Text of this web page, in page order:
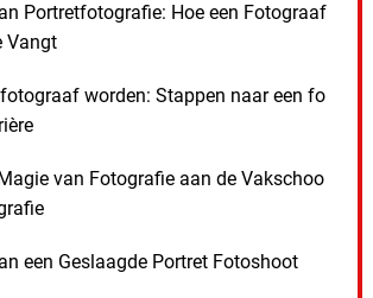
Portretfotografie: Hoe een Fotograaf
Vangt
worden: Stappen naar een fo
van Fotografie aan de Vakschoo
een Geslaagde Portret Fotoshoot